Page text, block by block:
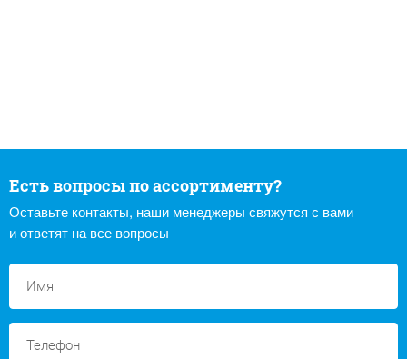
Есть вопросы по ассортименту?
Оставьте контакты, наши менеджеры свяжутся с вами
и ответят на все вопросы